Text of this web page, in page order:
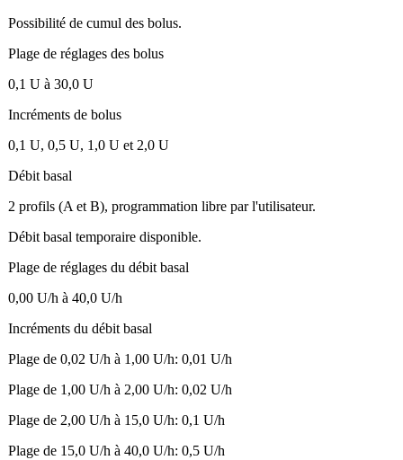
Possibilité de cumul des bolus.
Plage de réglages des bolus
0,1 U à 30,0 U
Incréments de bolus
0,1 U, 0,5 U, 1,0 U et 2,0 U
Débit basal
2 profils (A et B), programmation libre par l'utilisateur.
Débit basal temporaire disponible.
Plage de réglages du débit basal
0,00 U/h à 40,0 U/h
Incréments du débit basal
Plage de 0,02 U/h à 1,00 U/h: 0,01 U/h
Plage de 1,00 U/h à 2,00 U/h: 0,02 U/h
Plage de 2,00 U/h à 15,0 U/h: 0,1 U/h
Plage de 15,0 U/h à 40,0 U/h: 0,5 U/h